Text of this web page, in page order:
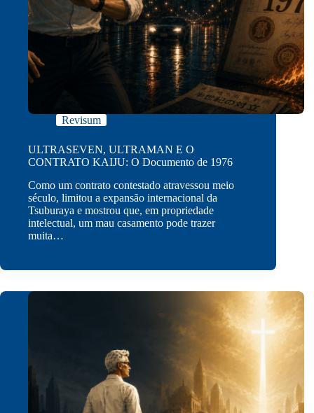
Revisum
ULTRASEVEN, ULTRAMAN E O
CONTRATO KAIJU: O Documento de 1976
Como um contrato contestado atravessou meio
século, limitou a expansão internacional da
Tsuburaya e mostrou que, em propriedade
intelectual, um mau casamento pode trazer
muita…